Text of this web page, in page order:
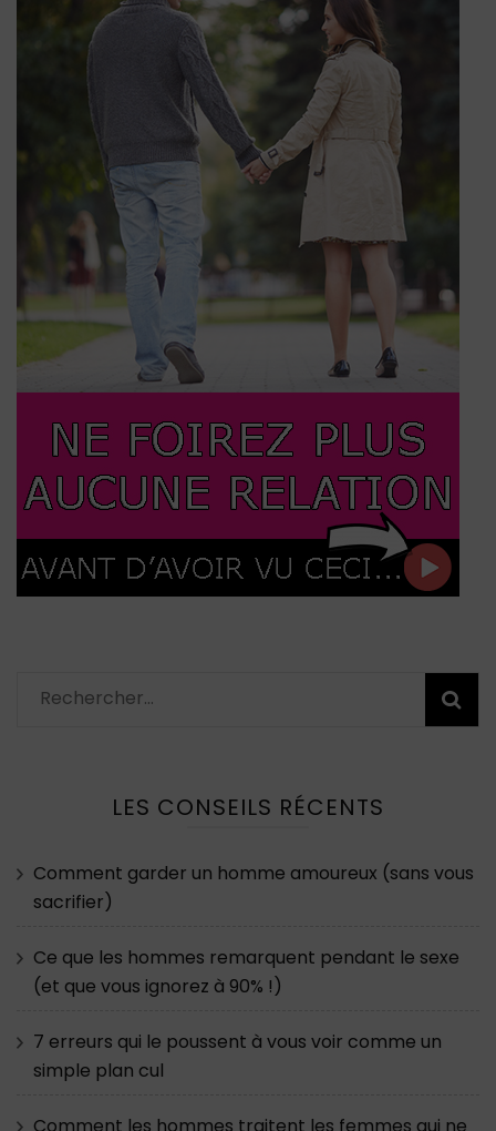
Rechercher :
LES CONSEILS RÉCENTS
Comment garder un homme amoureux (sans vous
sacrifier)
Ce que les hommes remarquent pendant le sexe
(et que vous ignorez à 90% !)
7 erreurs qui le poussent à vous voir comme un
simple plan cul